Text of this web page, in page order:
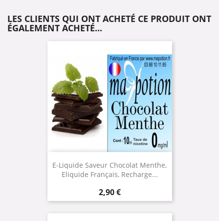
LES CLIENTS QUI ONT ACHETÉ CE PRODUIT ONT
ÉGALEMENT ACHETÉ...
E-Liquide Saveur Chocolat Menthe,
Eliquide Français, Recharge...
Prix
2,90 €